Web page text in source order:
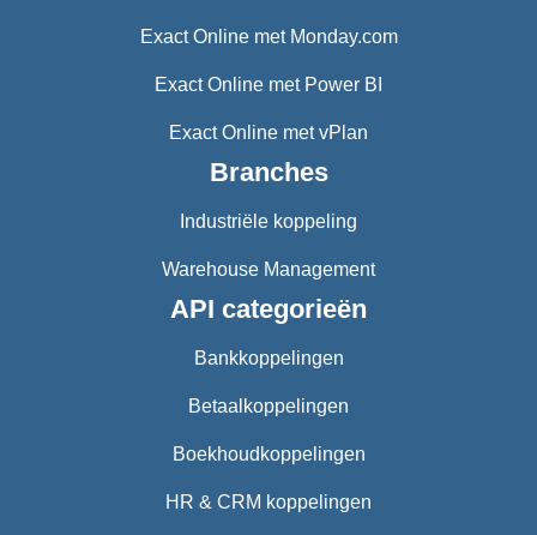
Exact Online met Monday.com
Exact Online met Power BI
Exact Online met vPlan
Branches
Industriële koppeling
Warehouse Management
API categorieën
Bankkoppelingen
Betaalkoppelingen
Boekhoudkoppelingen
HR & CRM koppelingen